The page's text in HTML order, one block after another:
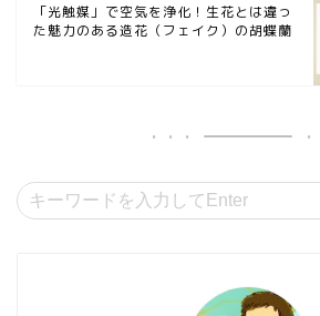
「光触媒」で空気を浄化！生花とは違っ
た魅力のある造花（フェイク）の胡蝶蘭